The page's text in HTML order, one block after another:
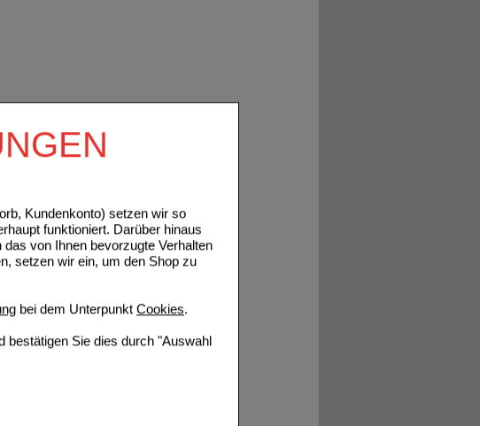
Kundenkonto) setzen wir so
funktioniert. Darüber hinaus
von Ihnen bevorzugte Verhalten
setzen wir ein, um den Shop zu
bei dem Unterpunkt Cookies.
bestätigen Sie dies durch "Auswahl